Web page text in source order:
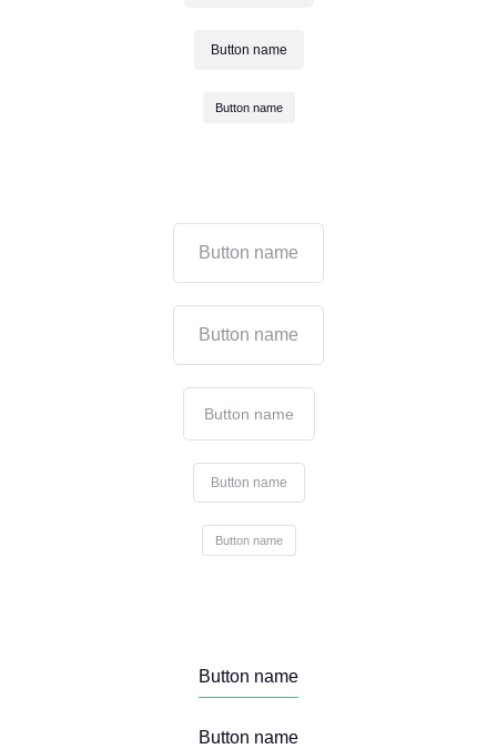
Button name
Button name
Button name
Button name
Button name
Button name
Button name
Button name
Button name